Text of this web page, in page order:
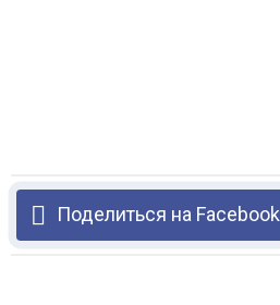
Поделиться на Facebook